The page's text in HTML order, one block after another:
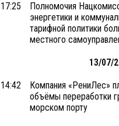
17:25
Полномочия
энергетики и
тарифной политики
местного
13/07/
14:42
Компания «РениЛес»
объёмы переработки
морском порту